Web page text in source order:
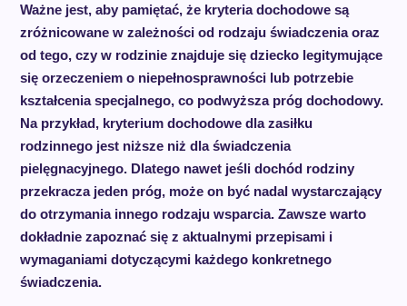
Ważne jest, aby pamiętać, że kryteria dochodowe są
zróżnicowane w zależności od rodzaju świadczenia oraz
od tego, czy w rodzinie znajduje się dziecko legitymujące
się orzeczeniem o niepełnosprawności lub potrzebie
kształcenia specjalnego, co podwyższa próg dochodowy.
Na przykład, kryterium dochodowe dla zasiłku
rodzinnego jest niższe niż dla świadczenia
pielęgnacyjnego. Dlatego nawet jeśli dochód rodziny
przekracza jeden próg, może on być nadal wystarczający
do otrzymania innego rodzaju wsparcia. Zawsze warto
dokładnie zapoznać się z aktualnymi przepisami i
wymaganiami dotyczącymi każdego konkretnego
świadczenia.